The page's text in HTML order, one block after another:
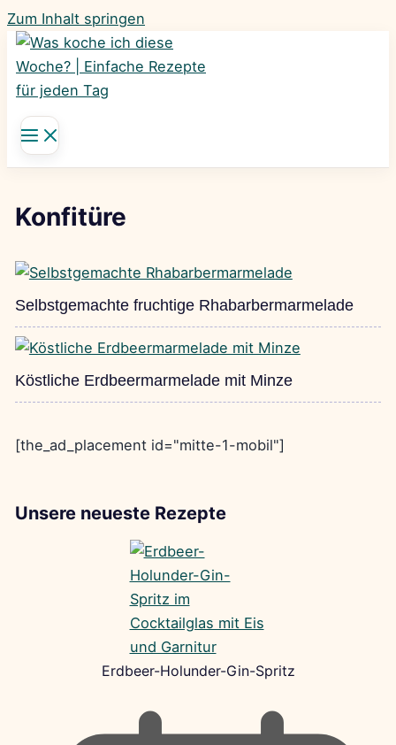
Zum Inhalt springen
Konfitüre
Selbstgemachte fruchtige Rhabarbermarmelade
Köstliche Erdbeermarmelade mit Minze
[the_ad_placement id="mitte-1-mobil"]
Unsere neueste Rezepte
Erdbeer-Holunder-Gin-Spritz